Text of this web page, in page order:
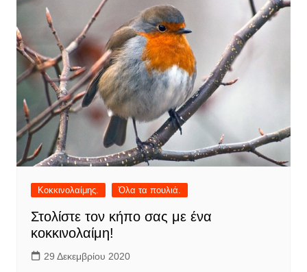
Κοκκινολαίμης. Όλα τα πουλιά.
Στολίστε τον κήπο σας με ένα
κοκκινολαίμη!
29 Δεκεμβρίου 2020